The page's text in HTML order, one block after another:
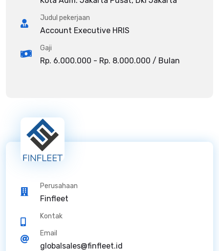
Judul pekerjaan
Account Executive HRIS
Gaji
Rp. 6.000.000 - Rp. 8.000.000 / Bulan
Perusahaan
Finfleet
Kontak
Email
globalsales@finfleet.id